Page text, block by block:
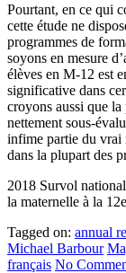
Pourtant, en ce qui
cette étude ne
programmes de
soyons en mesure
élèves en M-12 est
significative dans
croyons aussi que la
nettement sous-
infime partie du vrai
dans la plupart des
2018 Survol
la maternelle à la
Tagged on: annual
Michael Barbour
français No